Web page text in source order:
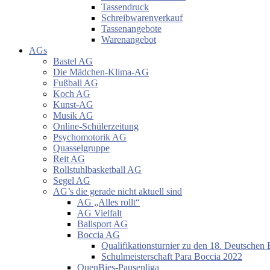
Tassendruck
Schreibwarenverkauf
Tassenangebote
Warenangebot
AGs
Bastel AG
Die Mädchen-Klima-AG
Fußball AG
Koch AG
Kunst-AG
Musik AG
Online-Schülerzeitung
Psychomotorik AG
Quasselgruppe
Reit AG
Rollstuhlbasketball AG
Segel AG
AG’s die gerade nicht aktuell sind
AG „Alles rollt“
AG Vielfalt
Ballsport AG
Boccia AG
Qualifikationsturnier zu den 18. Deutschen
Schulmeisterschaft Para Boccia 2022
QuenBies-Pausenliga